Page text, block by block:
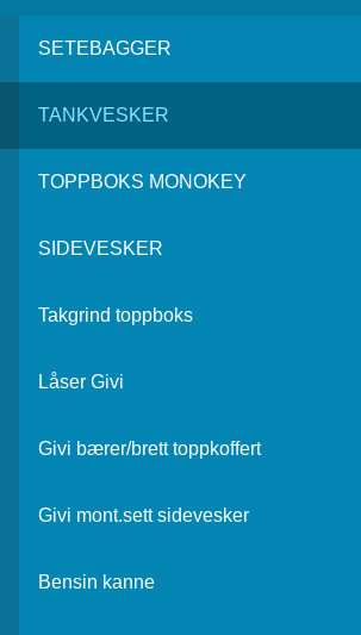
SETEBAGGER
TANKVESKER
TOPPBOKS MONOKEY
SIDEVESKER
Takgrind toppboks
Låser Givi
Givi bærer/brett toppkoffert
Givi mont.sett sidevesker
Bensin kanne